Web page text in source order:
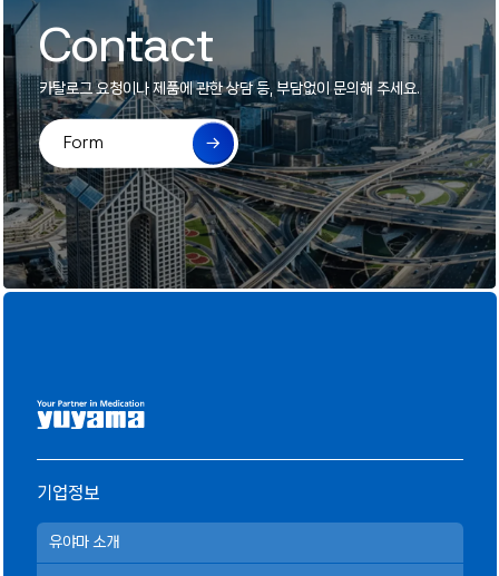
Contact
카탈로그 요청이나 제품에 관한 상담 등, 부담없이 문의해 주세요.
Form
기업정보
유야마 소개